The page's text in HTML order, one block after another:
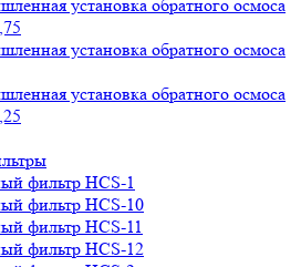
установка обратного осмоса
установка обратного осмоса
установка обратного осмоса
фильтр HСS-1
фильтр HСS-10
фильтр HСS-11
фильтр HСS-12